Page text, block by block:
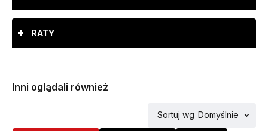
RATY
Inni oglądali również
Sortuj wg Domyślnie